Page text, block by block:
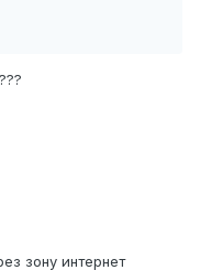
зону интернет